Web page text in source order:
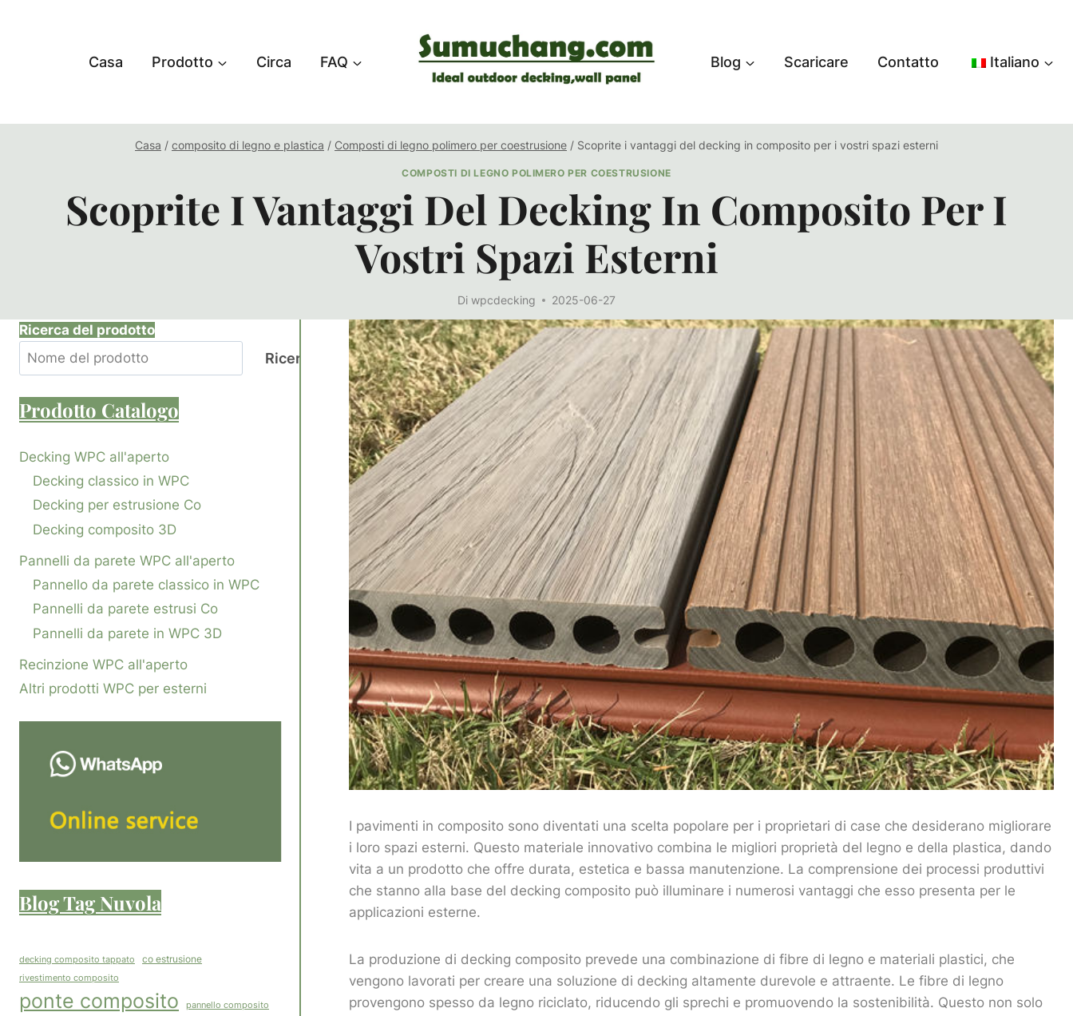
Casa Prodotto Circa FAQ Blog Scaricare Contatto Italiano
Casa / composito di legno e plastica / Composti di legno polimero per coestrusione / Scoprite i vantaggi del decking in composito per i vostri spazi esterni
COMPOSTI DI LEGNO POLIMERO PER COESTRUSIONE
Scoprite I Vantaggi Del Decking In Composito Per I
Vostri Spazi Esterni
Di wpcdecking 2025-06-27
I pavimenti in composito sono diventati una scelta popolare per i proprietari di case che desiderano migliorare
i loro spazi esterni. Questo materiale innovativo combina le migliori proprietà del legno e della plastica, dando
vita a un prodotto che offre durata, estetica e bassa manutenzione. La comprensione dei processi produttivi
che stanno alla base del decking composito può illuminare i numerosi vantaggi che esso presenta per le
applicazioni esterne.
La produzione di decking composito prevede una combinazione di fibre di legno e materiali plastici, che
vengono lavorati per creare una soluzione di decking altamente durevole e attraente. Le fibre di legno
provengono spesso da legno riciclato, riducendo gli sprechi e promuovendo la sostenibilità. Questo non solo
Ricerca del prodotto
Ricerca
Prodotto Catalogo
Decking WPC all'aperto
Decking classico in WPC
Decking per estrusione Co
Decking composito 3D
Pannelli da parete WPC all'aperto
Pannello da parete classico in WPC
Pannelli da parete estrusi Co
Pannelli da parete in WPC 3D
Recinzione WPC all'aperto
Altri prodotti WPC per esterni
Blog Tag Nuvola
decking composito tappato co estrusione
rivestimento composito
ponte composito pannello composito